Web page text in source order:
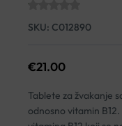
SKU: C012890
€21.00
Tablete za žvakanje
odnosno vitamin